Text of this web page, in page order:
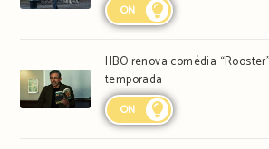
ON
HBO renova comédia
temporada
ON